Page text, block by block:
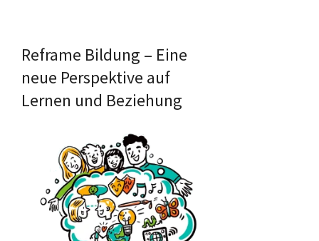
Reframe Bildung – Eine
neue Perspektive auf
Lernen und Beziehung